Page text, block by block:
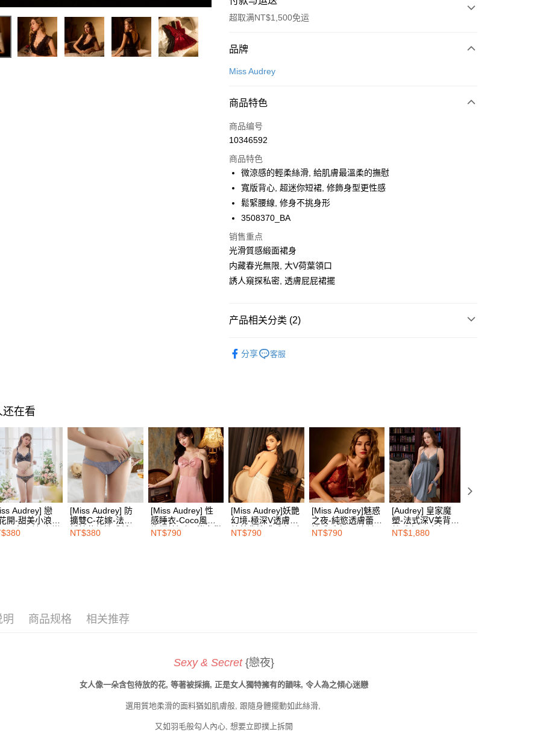
超取满NT$1,500免运
付款方式
信用卡一次付款
Apple Pay
悠遊付
Google Pay
PXPay Plus
AFTEE先享后付
相关说明
一、關於 AFTEE先享後付
1. 於付款方式選擇AFTEE先享後付，將跳出AFTEE先享後付手機驗證視
3. 訂單確認後不需事先繳費，商品會配送至您的指定地址。
5. 收到商品當下無需繳費，確認無誤後，請再利用繳費通知簡訊或AFTEE
算出。使用AFTEE下訂可以延長您收到商品前的繳費天數，但無法保證一
定能夠在期限內收到商品(例如:預購商品或預計到貨時間較長者)。因此無論
收到商品與否，仍需要請您在AFTEE規定的時間內完成繳費。
二、付款限制
1. 初次使用 AFTEE 時，將依認證結果及本公司審查結果，核予每個人不同
之上限額度
2. 結帳金額須大於NT$30
3. 目前僅支援台灣會員
三、聲明條款
若您對於個人資料之處理、利用有任何疑問，或欲行使相關法律權利，請
同必要之購買訂單資訊提供予 AFTEE ，或讓 AFTEE 蒐集處理利用您的個
ATM付款
运送方式
每笔NT$100，满NT$1,500(含以上)免运费
每笔NT$100，满NT$1,500(含以上)免运费
付款後7-11取貨
每笔NT$100，满NT$1,500(含以上)免运费
宅配
每笔NT$100，满NT$1,500(含以上)免运费
EASY SHOP門市速取
品牌
Miss Audrey
商品特色
商品编号
10346592
商品特色
微涼感的輕柔絲滑, 給肌膚最溫柔的撫慰
寬版背心, 超迷你短裙, 修飾身型更性感
鬆緊腰線, 修身不挑身形
3508370_BA
销售重点
光滑質感緞面裙身
内藏春光無限, 大V荷葉領口
誘人窺探私密, 透膚屁屁裙擺
产品相关分类 (2)
的心动瞬间
分享 客服
还在看
Audrey] 戀
開-甜美小浪漫
三角內褲-夜戀
黑
[Miss Audrey] 防
擴雙C-花嫁-法式
婚紗蕾絲性感低腰
三角內褲-優雅紫
NT$380
[Miss Audrey] 性
感睡衣-Coco風大
蝴蝶結短裙-俏皮甜
蜜粉
NT$790
[Miss Audrey]妖艷
幻境-極深V透膚網
紗美背性感睡衣-冷
豔白
NT$790
[Miss Audrey]魅惑
之夜-純慾透膚蕾絲
性感睡衣+丁字褲-
誘惑紅
NT$790
[Audrey] 皇家魔
塑-法式深V美背蕾
絲睡衣-頁岩灰
NT$1,880
明 商品规格 相关推荐
Sexy & Secret{戀夜}
女人像一朵含包待放的花, 等著被採摘, 正是女人獨特擁有的韻味, 令人為之傾心迷戀
選用質地柔滑的面料猶如肌膚般, 跟隨身體擺動如此絲滑,
又如羽毛般勾人內心, 想要立即撲上拆開